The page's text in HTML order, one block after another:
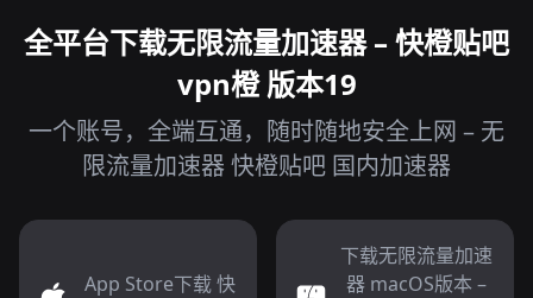
全平台下载无限流量加速器 – 快橙贴吧
vpn橙 版本19
一个账号，全端互通，随时随地安全上网 – 无
限流量加速器 快橙贴吧 国内加速器
App Store下载 快
下载无限流量加速
器 macOS版本 –